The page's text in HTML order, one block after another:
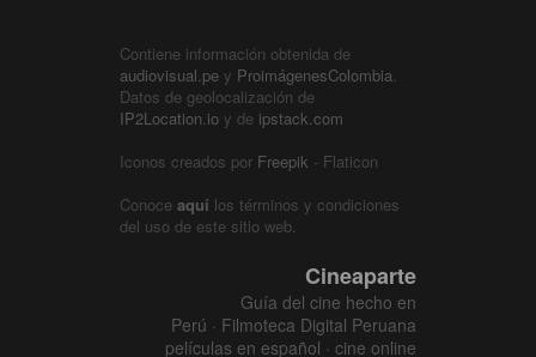
Contiene información obtenida de
audiovisual.pe y ProimágenesColombia
Datos de geolocalización de
IP2Location.io y de ipstack.com
Iconos creados por Freepik - Flaticon
Conoce aquí los términos y condiciones
del uso de este sitio web.
Cineaparte
Guía del cine hecho en
Perú · Filmoteca Digital Peruana
películas en español · cine online